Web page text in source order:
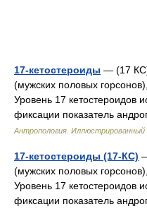
17-кетостероиды — (17 КС)
(мужских половых
Уровень 17 кетостероидов
фиксации показатель
Антропология. Иллюстрированный
17-кетостероиды (17-КС)
(мужских половых
Уровень 17 кетостероидов
фиксации показатель